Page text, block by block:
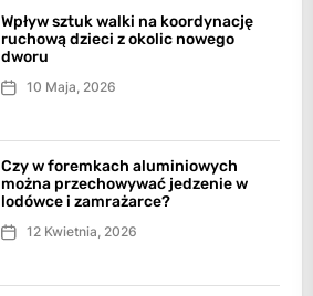
Wpływ sztuk walki na koordynację
ruchową dzieci z okolic nowego
dworu
10 Maja, 2026
Czy w foremkach aluminiowych
można przechowywać jedzenie w
lodówce i zamrażarce?
12 Kwietnia, 2026